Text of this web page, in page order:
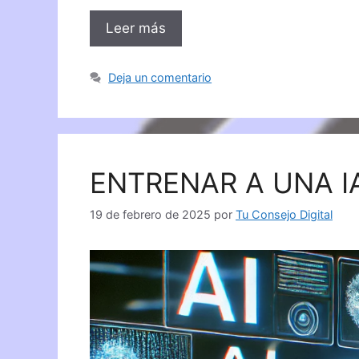
Leer más
Deja un comentario
ENTRENAR A UNA
19 de febrero de 2025 por Tu Consejo Digital